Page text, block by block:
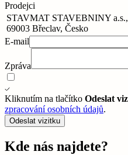
Prodejci
STAVMAT STAVEBNINY
69003 Břeclav, Česko
E-mail
Zpráva
Kliknutím na tlačítko Odeslat
zpracování osobních údajů.
Odeslat vizitku
Kde nás najdete?